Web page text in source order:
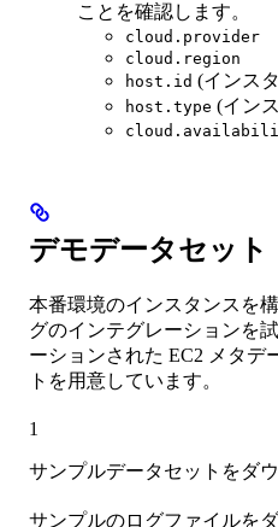
ことを確認します。
cloud.provider
cloud.region
host.id (インス
host.type (イン
デモデータセット
本番環境のインスタンスを
グのインテグレーションを
ーションされた EC2 メタデ
トを用意しています。
1
サンプルデータセットをダ
サンプルのログファイルを